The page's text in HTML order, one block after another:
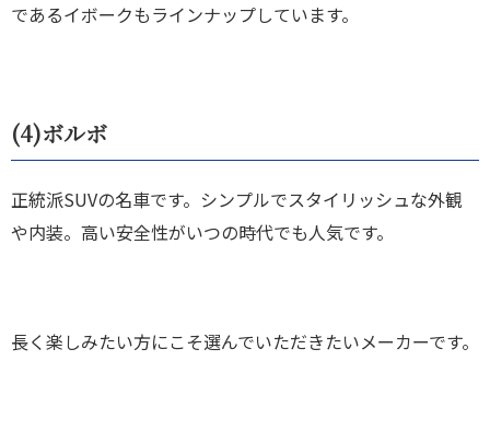
であるイボークもラインナップしています。
(4)ボルボ
正統派SUVの名車です。シンプルでスタイリッシュな外観
や内装。高い安全性がいつの時代でも人気です。
長く楽しみたい方にこそ選んでいただきたいメーカーです。